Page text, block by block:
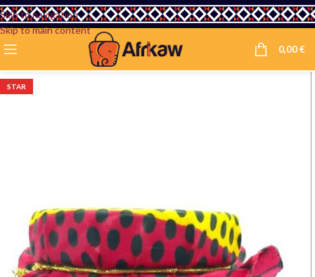
Skip to navigation
Skip to main content
0,00€
STAR